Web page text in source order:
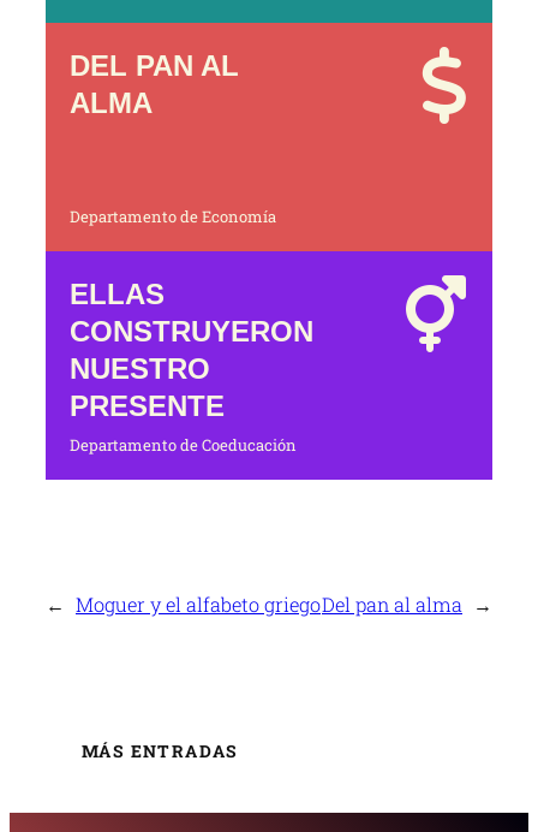
DEL PAN AL
ALMA
Departamento de Economía
ELLAS
CONSTRUYERON
NUESTRO
PRESENTE
Departamento de Coeducación
← Moguer y el alfabeto griegoDel pan al alma →
MÁS ENTRADAS